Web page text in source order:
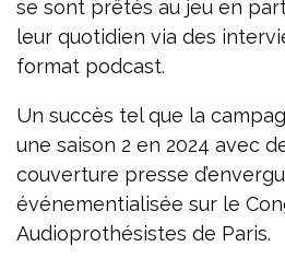
se sont prêtés au jeu en
leur quotidien via des
format podcast.
Un succès tel que la
une saison 2 en 2024 avec
couverture presse
événementialisée sur le
Audioprothésistes de Paris.